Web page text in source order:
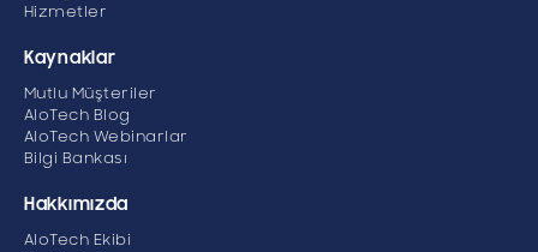
Hizmetler
Kaynaklar
Mutlu Müşteriler
AloTech Blog
AloTech Webinarlar
Bilgi Bankası
Hakkımızda
AloTech Ekibi